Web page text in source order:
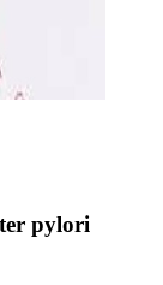
pylori